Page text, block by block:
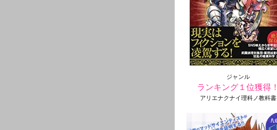
ジャンル
ランキング１位獲得！
アリエナクナイ理科ノ教科書